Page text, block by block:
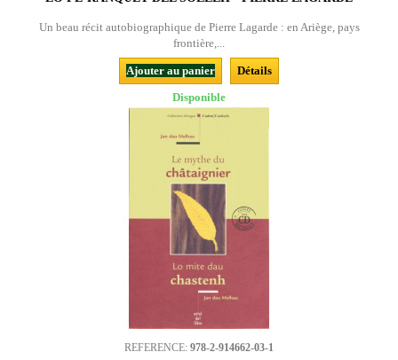
Un beau récit autobiographique de Pierre Lagarde : en Ariège, pays
frontière,...
Ajouter au panier
Détails
Disponible
REFERENCE: 978-2-914662-03-1